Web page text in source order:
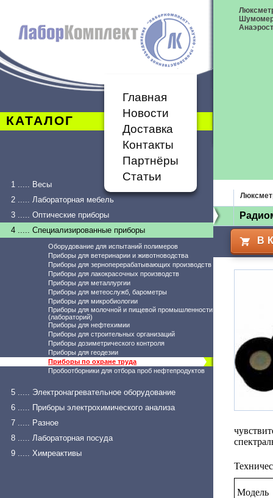
КАТАЛОГ
Главная
Новости
Доставка
Контакты
Партнёры
Статьи
1 ..... Весы
2 ..... Лабораторная мебель
3 ..... Оптические приборы
4 ..... Специализированные приборы
Оборудование для испытаний полимеров
Приборы для ветеринарии и животноводства
Приборы для зерноперерабатывающих производств
Приборы для лакокрасочных производств
Приборы для металлургии
Приборы для метеослужб, барометры
Приборы для микробиологии
Приборы для молочной и пищевой промышленности
(лабораторий)
Приборы для нефтехимии
Приборы для строительных организаций
Приборы дозиметрического контроля
Приборы для геодезии
Приборы по охране труда
Пробоотборники для отбора проб нефтепродуктов
5 ..... Электронагревательное оборудование
6 ..... Приборы электрохимического анализа
7 ..... Разное
8 ..... Лабораторная посуда
9 ..... Химреактивы
В
Модель